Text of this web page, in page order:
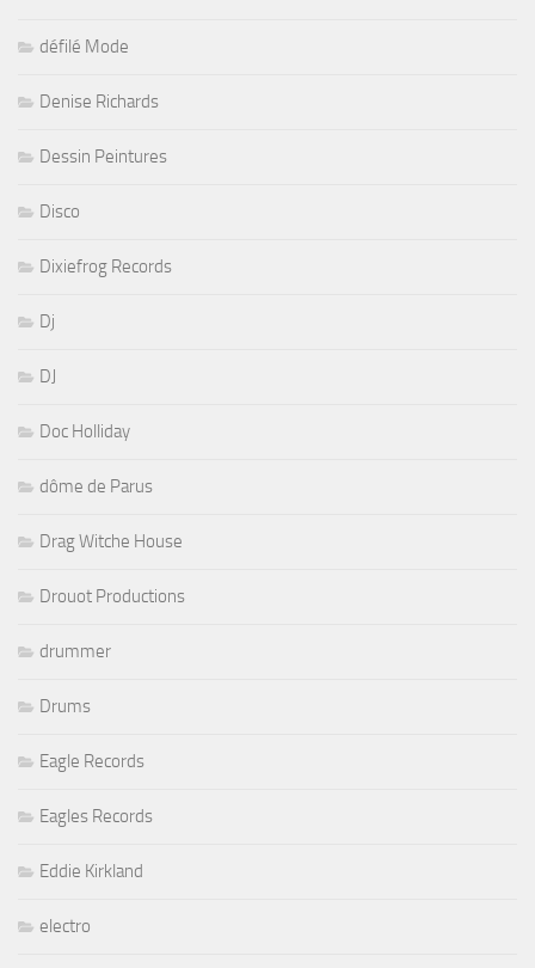
défilé Mode
Denise Richards
Dessin Peintures
Disco
Dixiefrog Records
Dj
DJ
Doc Holliday
dôme de Parus
Drag Witche House
Drouot Productions
drummer
Drums
Eagle Records
Eagles Records
Eddie Kirkland
electro